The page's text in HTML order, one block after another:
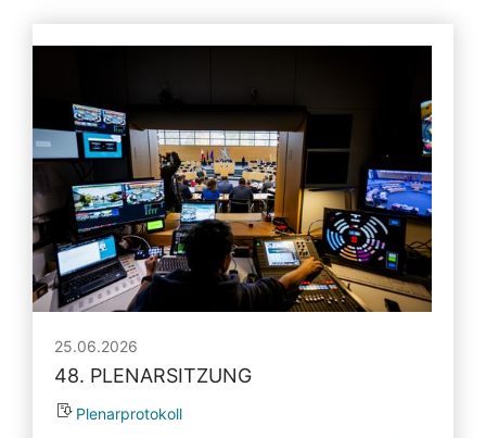
25.06.2026
48. PLENARSITZUNG
Plenarprotokoll